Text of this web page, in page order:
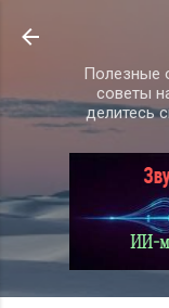
Полезные
советы
делитесь